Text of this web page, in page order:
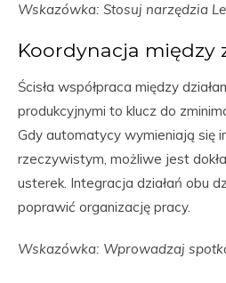
Wskazówka: Stosuj narzędzia
Koordynacja między
Ścisła współpraca między
produkcyjnymi to klucz do
Gdy automatycy wymieniają się
rzeczywistym, możliwe jest
usterek. Integracja działań obu
poprawić organizację pracy.
Wskazówka: Wprowadzaj